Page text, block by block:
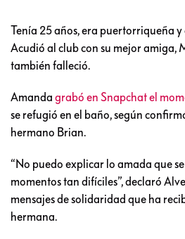
Tenía 25 años, era puertorriqueña
Acudió al club con su mejor amiga,
también falleció.
Amanda grabó en Snapchat el
se refugió en el baño, según
hermano Brian.
“No puedo explicar lo amada que
momentos tan difíciles”, declaró
mensajes de solidaridad que ha
hermana.